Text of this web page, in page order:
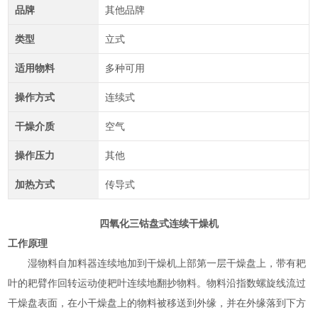
品牌 其他品牌
类型 立式
适用物料 多种可用
操作方式 连续式
干燥介质 空气
操作压力 其他
加热方式 传导式
四氧化三钴盘式连续干燥机
工作原理
湿物料自加料器连续地加到干燥机上部第一层干燥盘上，带有耙
叶的耙臂作回转运动使耙叶连续地翻抄物料。物料沿指数螺旋线流过
干燥盘表面，在小干燥盘上的物料被移送到外缘，并在外缘落到下方